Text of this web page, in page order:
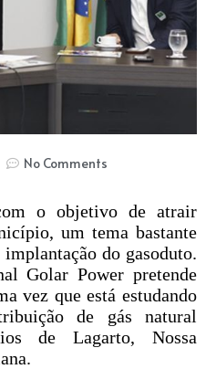
No Comments
o objetivo de atrair
um tema bastante
do gasoduto.
Golar Power pretende
vez que está estudando
de gás natural
de Lagarto, Nossa